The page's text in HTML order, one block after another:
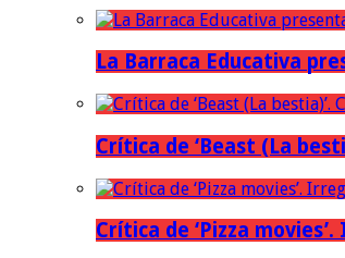
La Barraca Educativa
Crítica de ‘Beast (La
Crítica de ‘Pizza